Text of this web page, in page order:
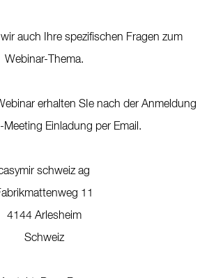
auch Ihre spezifischen Fragen zum
Webinar-Thema.
erhalten SIe nach der Anmeldung
Meeting Einladung per Email.
schweiz ag
11
4144 Arlesheim
Schweiz